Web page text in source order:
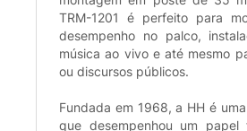
TRM-1201 é perfeito para
desempenho no palco,
música ao vivo e até mesmo
ou discursos públicos.
Fundada em 1968, a HH é
que desempenhou um papel